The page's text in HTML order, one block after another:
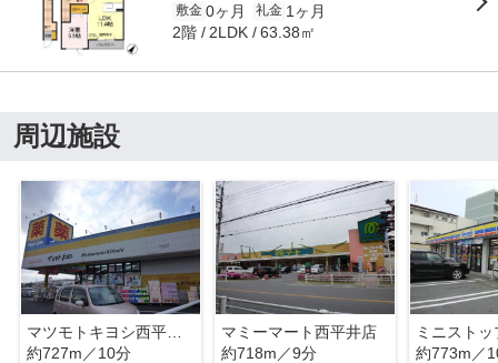
敷金 0ヶ月 礼金 1ヶ月
2階 2LDK 63.38㎡
周辺施設
マツモトキヨシ西平井店
約727m／10分
マミーマート西平井店
約718m／9分
約773m／